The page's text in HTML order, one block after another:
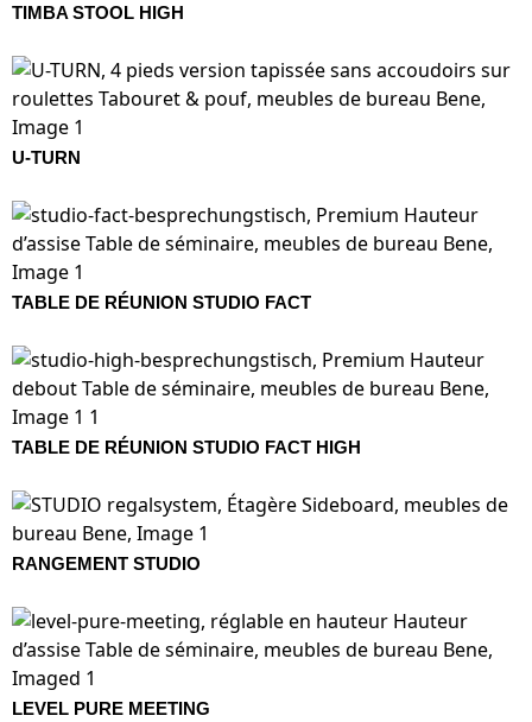
TIMBA STOOL HIGH
U-TURN
TABLE DE RÉUNION STUDIO FACT
TABLE DE RÉUNION STUDIO FACT HIGH
RANGEMENT STUDIO
LEVEL PURE MEETING